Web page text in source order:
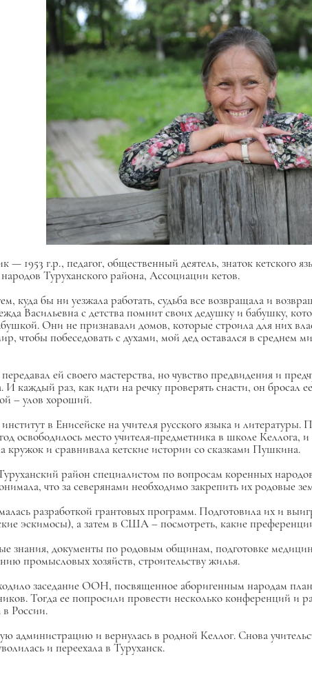
— 1953 г.р., педагог, общественный деятель, знаток
Туруханского района, Ассоциации кетов.
куда бы ни уезжала работать, судьба все возвращала и
Васильевна с детства помнит своих дедушку и бабушку,
Они не признавали домов, которые строила для них
чтобы побеседовать с духами, мой дед оставался в среднем
ей своего мастерства, но чувство предвидения и
каждый раз, как идти на речку проверять снасти, он бросал
– улов хороший.
в Енисейске на учителя русского языка и
освободилось место учителя-предметника в школе Келлога,
кружок и сравнивала кетские истории со сказками Пушкина.
район специалистом по вопросам коренных
что за северянами необходимо закрепить их родовые
разработкой грантовых программ. Подготовила их и
эскимосы), а затем в США – посмотреть, какие
знания, документы по родовым общинам, подготовке
промысловых хозяйств, строительству жилья.
заседание ООН, посвященное аборигенным народам
Тогда ее попросили провести несколько конференций
России.
администрацию и вернулась в родной Келлог. Снова
и переехала в Туруханск.